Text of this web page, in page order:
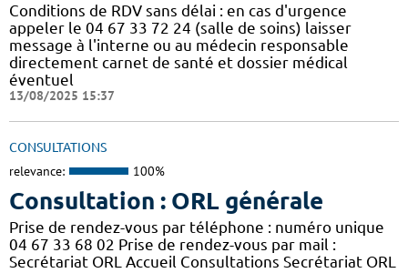
Conditions de RDV sans délai : en cas d'urgence
appeler le 04 67 33 72 24 (salle de soins) laisser
message à l'interne ou au médecin responsable
directement carnet de santé et dossier médical
éventuel
13/08/2025 15:37
CONSULTATIONS
relevance: 100%
Consultation : ORL générale
Prise de rendez-vous par téléphone : numéro unique
04 67 33 68 02 Prise de rendez-vous par mail :
Secrétariat ORL Accueil Consultations Secrétariat ORL